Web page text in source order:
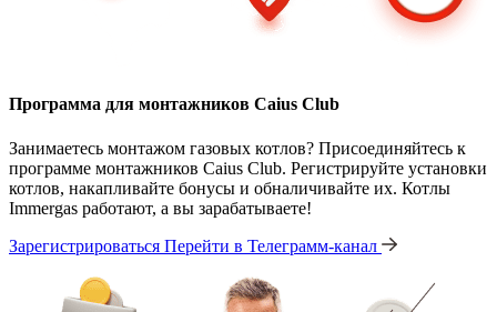
Программа для монтажников Caius Club
Занимаетесь монтажом газовых котлов? Присоединяйтесь к
программе монтажников Caius Club. Регистрируйте установки
котлов, накапливайте бонусы и обналичивайте их. Котлы
Immergas работают, а вы зарабатываете!
Зарегистрироваться Перейти в Телеграмм-канал